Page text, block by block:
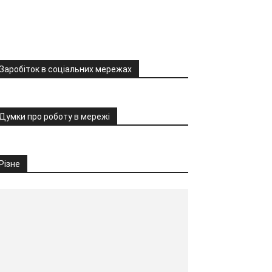
в соціальних мережах
Думки про роботу в мережі
Різне